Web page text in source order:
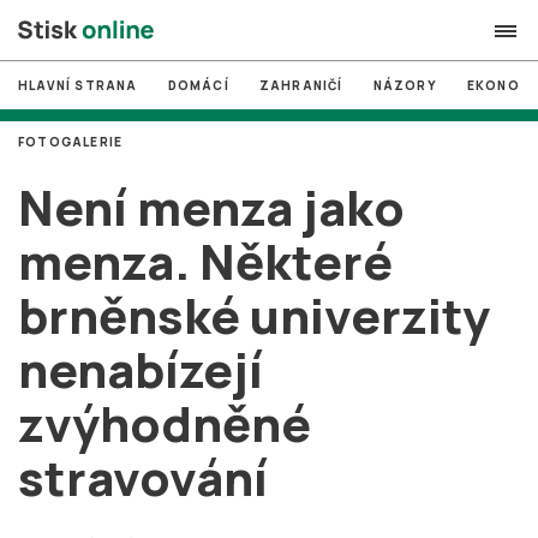
search
# MUNI
# Brno
# volby
login PŘIHLÁSIT SE
Zapomněli jste heslo?
HLAVNÍ STRANA DOMÁCÍ ZAHRANIČÍ NÁZORY
Není menza jako
menza. Některé
brněnské univerzity
nenabízejí
zvýhodněné
stravování
FOTOGALERIE